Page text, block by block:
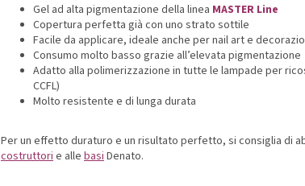
Gel ad alta pigmentazione della linea MASTER Line
Copertura perfetta già con uno strato sottile
Facile da applicare, ideale anche per nail art e
Consumo molto basso grazie all’elevata pigmentazione
Adatto alla polimerizzazione in tutte le lampade per
CCFL)
Molto resistente e di lunga durata
Per un effetto duraturo e un risultato perfetto, si consiglia di
costruttori e alle basi Denato.